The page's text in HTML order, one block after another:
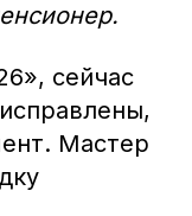
сейчас
Мастер